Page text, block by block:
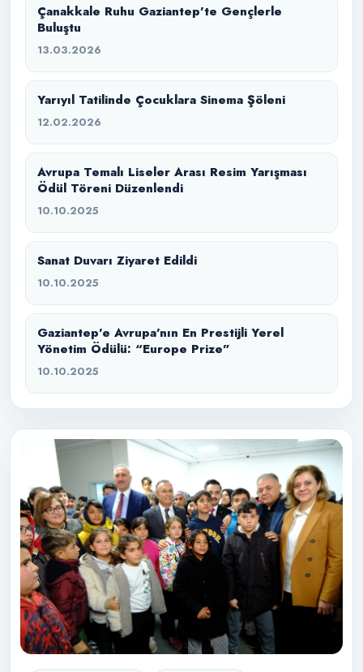
Çanakkale Ruhu Gaziantep’te Gençlerle
Buluştu
13.03.2026
Yarıyıl Tatilinde Çocuklara Sinema Şöleni
12.02.2026
Avrupa Temalı Liseler Arası Resim Yarışması
Ödül Töreni Düzenlendi
10.10.2025
Sanat Duvarı Ziyaret Edildi
10.10.2025
Gaziantep’e Avrupa’nın En Prestijli Yerel
Yönetim Ödülü: “Europe Prize”
10.10.2025